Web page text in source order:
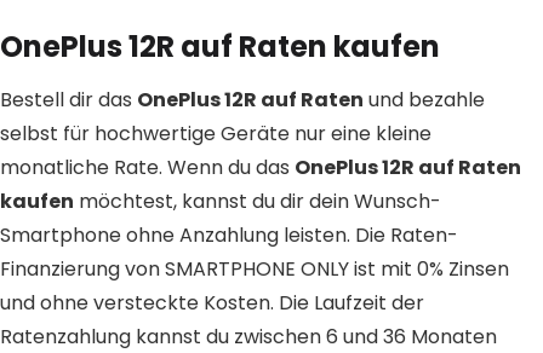
OnePlus 12R auf Raten kaufen
Bestell dir das OnePlus 12R auf Raten und bezahle
selbst für hochwertige Geräte nur eine kleine
monatliche Rate. Wenn du das OnePlus 12R auf Raten
kaufen möchtest, kannst du dir dein Wunsch-
Smartphone ohne Anzahlung leisten. Die Raten-
Finanzierung von SMARTPHONE ONLY ist mit 0% Zinsen
und ohne versteckte Kosten. Die Laufzeit der
Ratenzahlung kannst du zwischen 6 und 36 Monaten